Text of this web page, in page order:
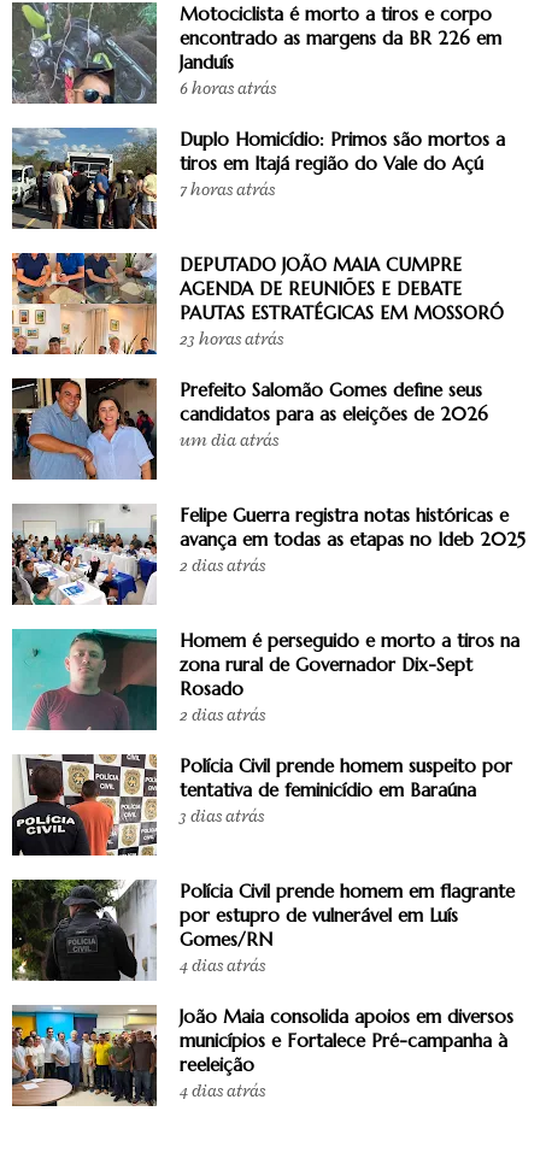
Motociclista é morto a tiros e corpo
encontrado as margens da BR 226 em
Janduís
6 horas atrás
Duplo Homicídio: Primos são mortos a
tiros em Itajá região do Vale do Açú
7 horas atrás
DEPUTADO JOÃO MAIA CUMPRE
AGENDA DE REUNIÕES E DEBATE
PAUTAS ESTRATÉGICAS EM MOSSORÓ
23 horas atrás
Prefeito Salomão Gomes define seus
candidatos para as eleições de 2026
um dia atrás
Felipe Guerra registra notas históricas e
avança em todas as etapas no Ideb 2025
2 dias atrás
Homem é perseguido e morto a tiros na
zona rural de Governador Dix-Sept
Rosado
2 dias atrás
Polícia Civil prende homem suspeito por
tentativa de feminicídio em Baraúna
3 dias atrás
Polícia Civil prende homem em flagrante
por estupro de vulnerável em Luís
Gomes/RN
4 dias atrás
João Maia consolida apoios em diversos
municípios e Fortalece Pré-campanha à
reeleição
4 dias atrás